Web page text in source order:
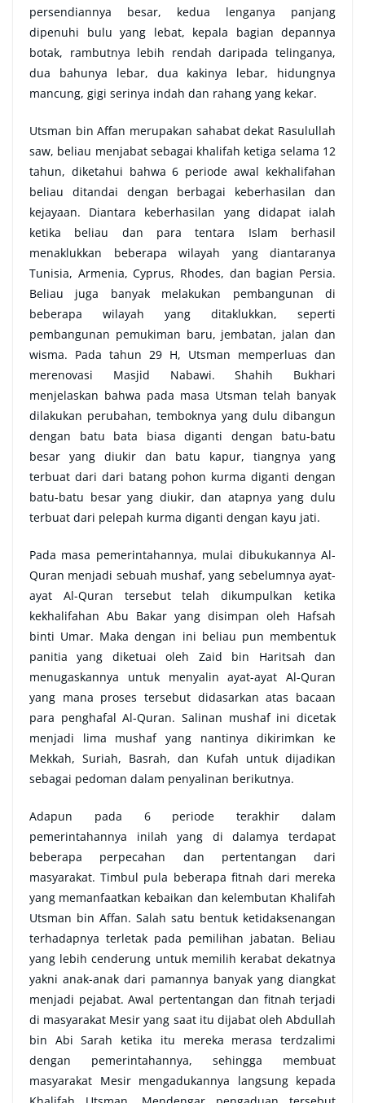
persendiannya besar, kedua lenganya panjang
dipenuhi bulu yang lebat, kepala bagian depannya
botak, rambutnya lebih rendah daripada telinganya,
dua bahunya lebar, dua kakinya lebar, hidungnya
mancung, gigi serinya indah dan rahang yang kekar.
Utsman bin Affan merupakan sahabat dekat Rasulullah
saw, beliau menjabat sebagai khalifah ketiga selama 12
tahun, diketahui bahwa 6 periode awal kekhalifahan
beliau ditandai dengan berbagai keberhasilan dan
kejayaan. Diantara keberhasilan yang didapat ialah
ketika beliau dan para tentara Islam berhasil
menaklukkan beberapa wilayah yang diantaranya
Tunisia, Armenia, Cyprus, Rhodes, dan bagian Persia.
Beliau juga banyak melakukan pembangunan di
beberapa wilayah yang ditaklukkan, seperti
pembangunan pemukiman baru, jembatan, jalan dan
wisma. Pada tahun 29 H, Utsman memperluas dan
merenovasi Masjid Nabawi. Shahih Bukhari
menjelaskan bahwa pada masa Utsman telah banyak
dilakukan perubahan, temboknya yang dulu dibangun
dengan batu bata biasa diganti dengan batu-batu
besar yang diukir dan batu kapur, tiangnya yang
terbuat dari dari batang pohon kurma diganti dengan
batu-batu besar yang diukir, dan atapnya yang dulu
terbuat dari pelepah kurma diganti dengan kayu jati.
Pada masa pemerintahannya, mulai dibukukannya Al-
Quran menjadi sebuah mushaf, yang sebelumnya ayat-
ayat Al-Quran tersebut telah dikumpulkan ketika
kekhalifahan Abu Bakar yang disimpan oleh Hafsah
binti Umar. Maka dengan ini beliau pun membentuk
panitia yang diketuai oleh Zaid bin Haritsah dan
menugaskannya untuk menyalin ayat-ayat Al-Quran
yang mana proses tersebut didasarkan atas bacaan
para penghafal Al-Quran. Salinan mushaf ini dicetak
menjadi lima mushaf yang nantinya dikirimkan ke
Mekkah, Suriah, Basrah, dan Kufah untuk dijadikan
sebagai pedoman dalam penyalinan berikutnya.
Adapun pada 6 periode terakhir dalam
pemerintahannya inilah yang di dalamya terdapat
beberapa perpecahan dan pertentangan dari
masyarakat. Timbul pula beberapa fitnah dari mereka
yang memanfaatkan kebaikan dan kelembutan Khalifah
Utsman bin Affan. Salah satu bentuk ketidaksenangan
terhadapnya terletak pada pemilihan jabatan. Beliau
yang lebih cenderung untuk memilih kerabat dekatnya
yakni anak-anak dari pamannya banyak yang diangkat
menjadi pejabat. Awal pertentangan dan fitnah terjadi
di masyarakat Mesir yang saat itu dijabat oleh Abdullah
bin Abi Sarah ketika itu mereka merasa terdzalimi
dengan pemerintahannya, sehingga membuat
masyarakat Mesir mengadukannya langsung kepada